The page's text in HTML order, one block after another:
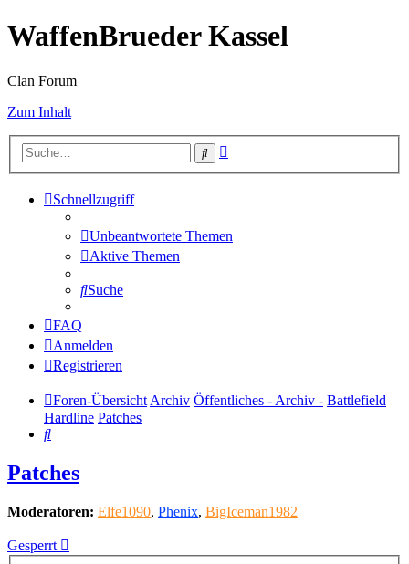
WaffenBrueder Kassel
Clan Forum
Zum Inhalt
Suche
Schnellzugriff
Unbeantwortete Themen
Aktive Themen
Suche
FAQ
Anmelden
Registrieren
Foren-ÜbersichtArchiv Öffentliches - Archiv - Battlefield
Hardline Patches
Suche
Patches
Moderatoren: Elfe1090, Phenix, BigIceman1982
Gesperrt